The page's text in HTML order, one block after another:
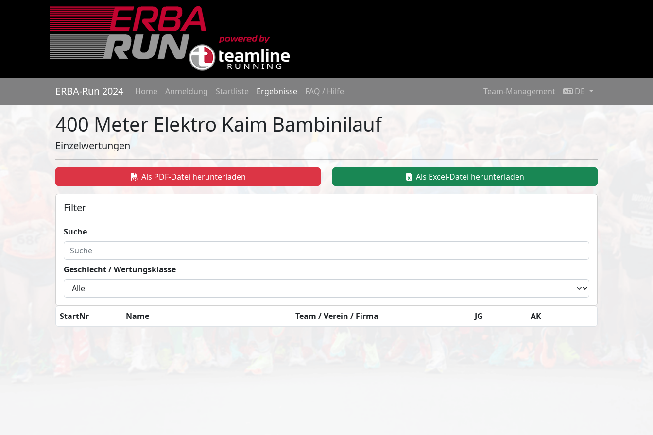
ERBA-Run 2024 Home Anmeldung Startliste Ergebnisse FAQ / Hilfe Team-Management DE
400 Meter Elektro Kaim Bambinilauf
Einzelwertungen
Als PDF-Datei herunterladen Als Excel-Datei herunterladen
Filter
Suche
Geschlecht / Wertungsklasse
StartNr Name Team / Verein / Firma JG AK